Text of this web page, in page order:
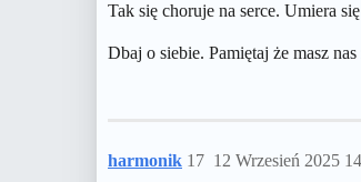
Tak się choruje na serce. Umiera
Dbaj o siebie. Pamiętaj że masz
harmonik 12 Wrzesień 2025
17